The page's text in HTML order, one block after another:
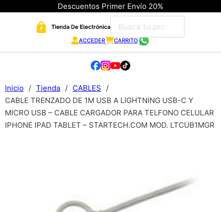
Descuentos Primer Envío 20%
ACCEDER CARRITO
Inicio / Tienda / CABLES
/
CABLE TRENZADO DE 1M USB A LIGHTNING USB-C Y
MICRO USB – CABLE CARGADOR PARA TELFONO CELULAR
IPHONE IPAD TABLET – STARTECH.COM MOD. LTCUB1MGR